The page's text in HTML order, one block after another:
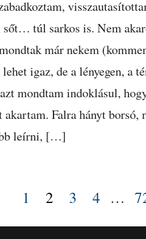
sőt… túl sarkos is. Nem
már nekem
igaz, de a lényegen, a
mondtam indoklásul,
Falra hányt
leírni, […]
1 2 3 4 …